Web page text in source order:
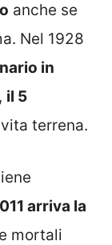
anche se
Nel 1928
in
il 5
terrena.
arriva la
mortali